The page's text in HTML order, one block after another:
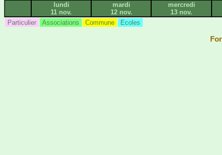
lundi
11 nov.
mardi
12 nov.
mercredi
13 nov.
Particulier
Associations Commune Ecoles